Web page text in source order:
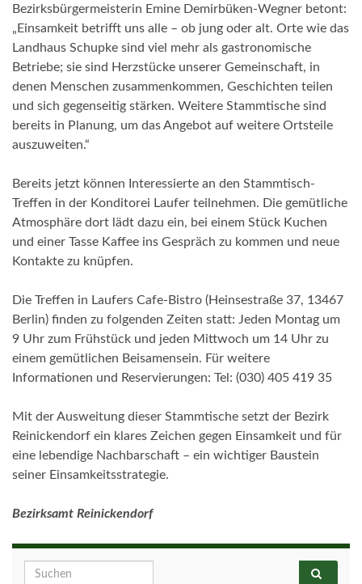
Bezirksbürgermeisterin Emine Demirbüken-Wegner betont:
„Einsamkeit betrifft uns alle – ob jung oder alt. Orte wie das
Landhaus Schupke sind viel mehr als gastronomische
Betriebe; sie sind Herzstücke unserer Gemeinschaft, in
denen Menschen zusammenkommen, Geschichten teilen
und sich gegenseitig stärken. Weitere Stammtische sind
bereits in Planung, um das Angebot auf weitere Ortsteile
auszuweiten.“
Bereits jetzt können Interessierte an den Stammtisch-
Treffen in der Konditorei Laufer teilnehmen. Die gemütliche
Atmosphäre dort lädt dazu ein, bei einem Stück Kuchen
und einer Tasse Kaffee ins Gespräch zu kommen und neue
Kontakte zu knüpfen.
Die Treffen in Laufers Cafe-Bistro (Heinsestraße 37, 13467
Berlin) finden zu folgenden Zeiten statt: Jeden Montag um
9 Uhr zum Frühstück und jeden Mittwoch um 14 Uhr zu
einem gemütlichen Beisamensein. Für weitere
Informationen und Reservierungen: Tel: (030) 405 419 35
Mit der Ausweitung dieser Stammtische setzt der Bezirk
Reinickendorf ein klares Zeichen gegen Einsamkeit und für
eine lebendige Nachbarschaft – ein wichtiger Baustein
seiner Einsamkeitsstrategie.
Bezirksamt Reinickendorf
Search for: